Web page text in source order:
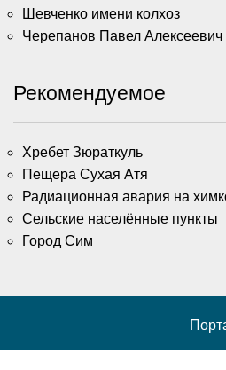
Шевченко имени колхоз
Черепанов Павел Алексеевич
Рекомендуемое
Хребет Зюраткуль
Пещера Сухая Атя
Радиационная авария на
Сельские населённые пункты
Город Сим